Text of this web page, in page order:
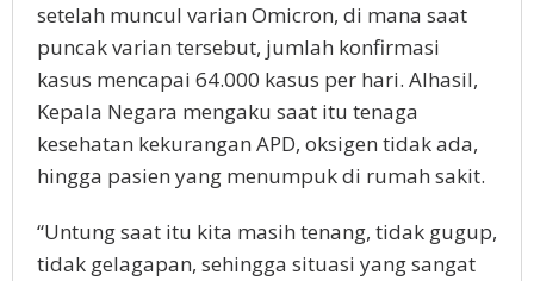
setelah muncul varian Omicron, di mana saat
puncak varian tersebut, jumlah konfirmasi
kasus mencapai 64.000 kasus per hari. Alhasil,
Kepala Negara mengaku saat itu tenaga
kesehatan kekurangan APD, oksigen tidak ada,
hingga pasien yang menumpuk di rumah sakit.
“Untung saat itu kita masih tenang, tidak gugup,
tidak gelagapan, sehingga situasi yang sangat